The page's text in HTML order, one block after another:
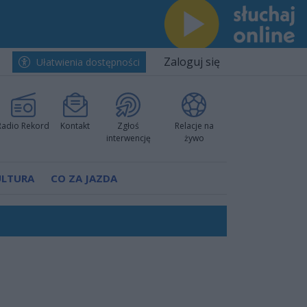
Ułatwienia dostępności Zaloguj się
Rekord Kontakt
Zgłoś
interwencję
Relacje na
żywo
CO ZA JAZDA